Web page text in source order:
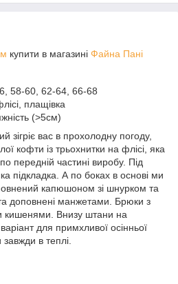
купити в магазині Файна Пані
58-60, 62-64, 66-68
плащівка
(>5см)
зігріє вас в прохолодну погоду,
кофти із трьохнитки на флісі, яка
передній частині виробу. Під
підкладка. А по боках в основі ми
капюшоном зі шнурком та
доповнені манжетами. Брюки з
кишенями. Внизу штани на
для примхливої осінньої
в теплі.